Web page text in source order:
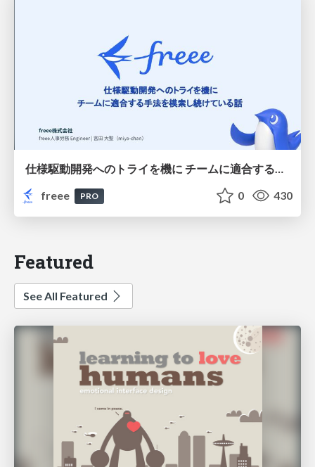
仕様駆動開発へのトライを機に チームに適合する手法を模索し続けている話
freee
PRO 0 430
Featured
See All Featured